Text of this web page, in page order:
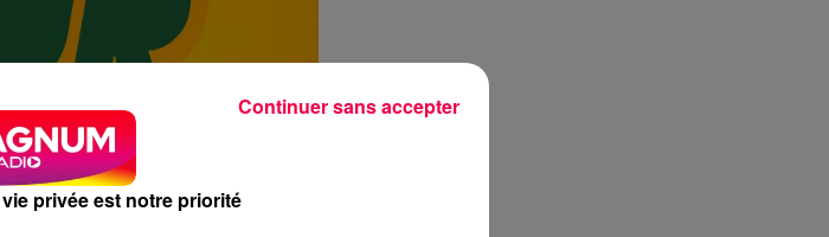
privée est notre priorité
Continuer sans accepter